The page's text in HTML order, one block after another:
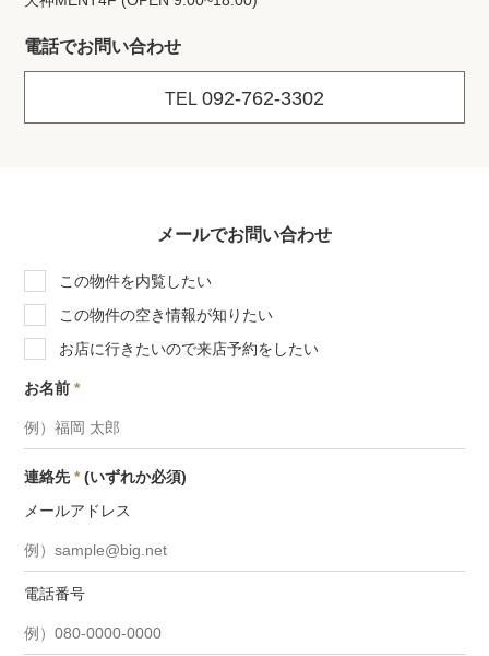
電話でお問い合わせ
TEL 092-762-3302
メールでお問い合わせ
この物件を内覧したい
この物件の空き情報が知りたい
お店に行きたいので来店予約をしたい
お名前*
連絡先* (いずれか必須)
メールアドレス
電話番号